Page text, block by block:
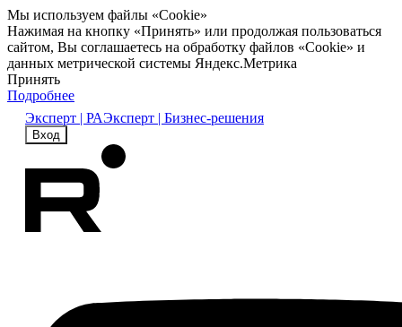
Мы используем файлы «Cookie»
Нажимая на кнопку «Принять» или продолжая пользоваться
сайтом, Вы соглашаетесь на обработку файлов «Cookie» и
данных метрической системы Яндекс.Метрика
Принять
Подробнее
Эксперт | РАЭксперт | Бизнес-решения
Вход